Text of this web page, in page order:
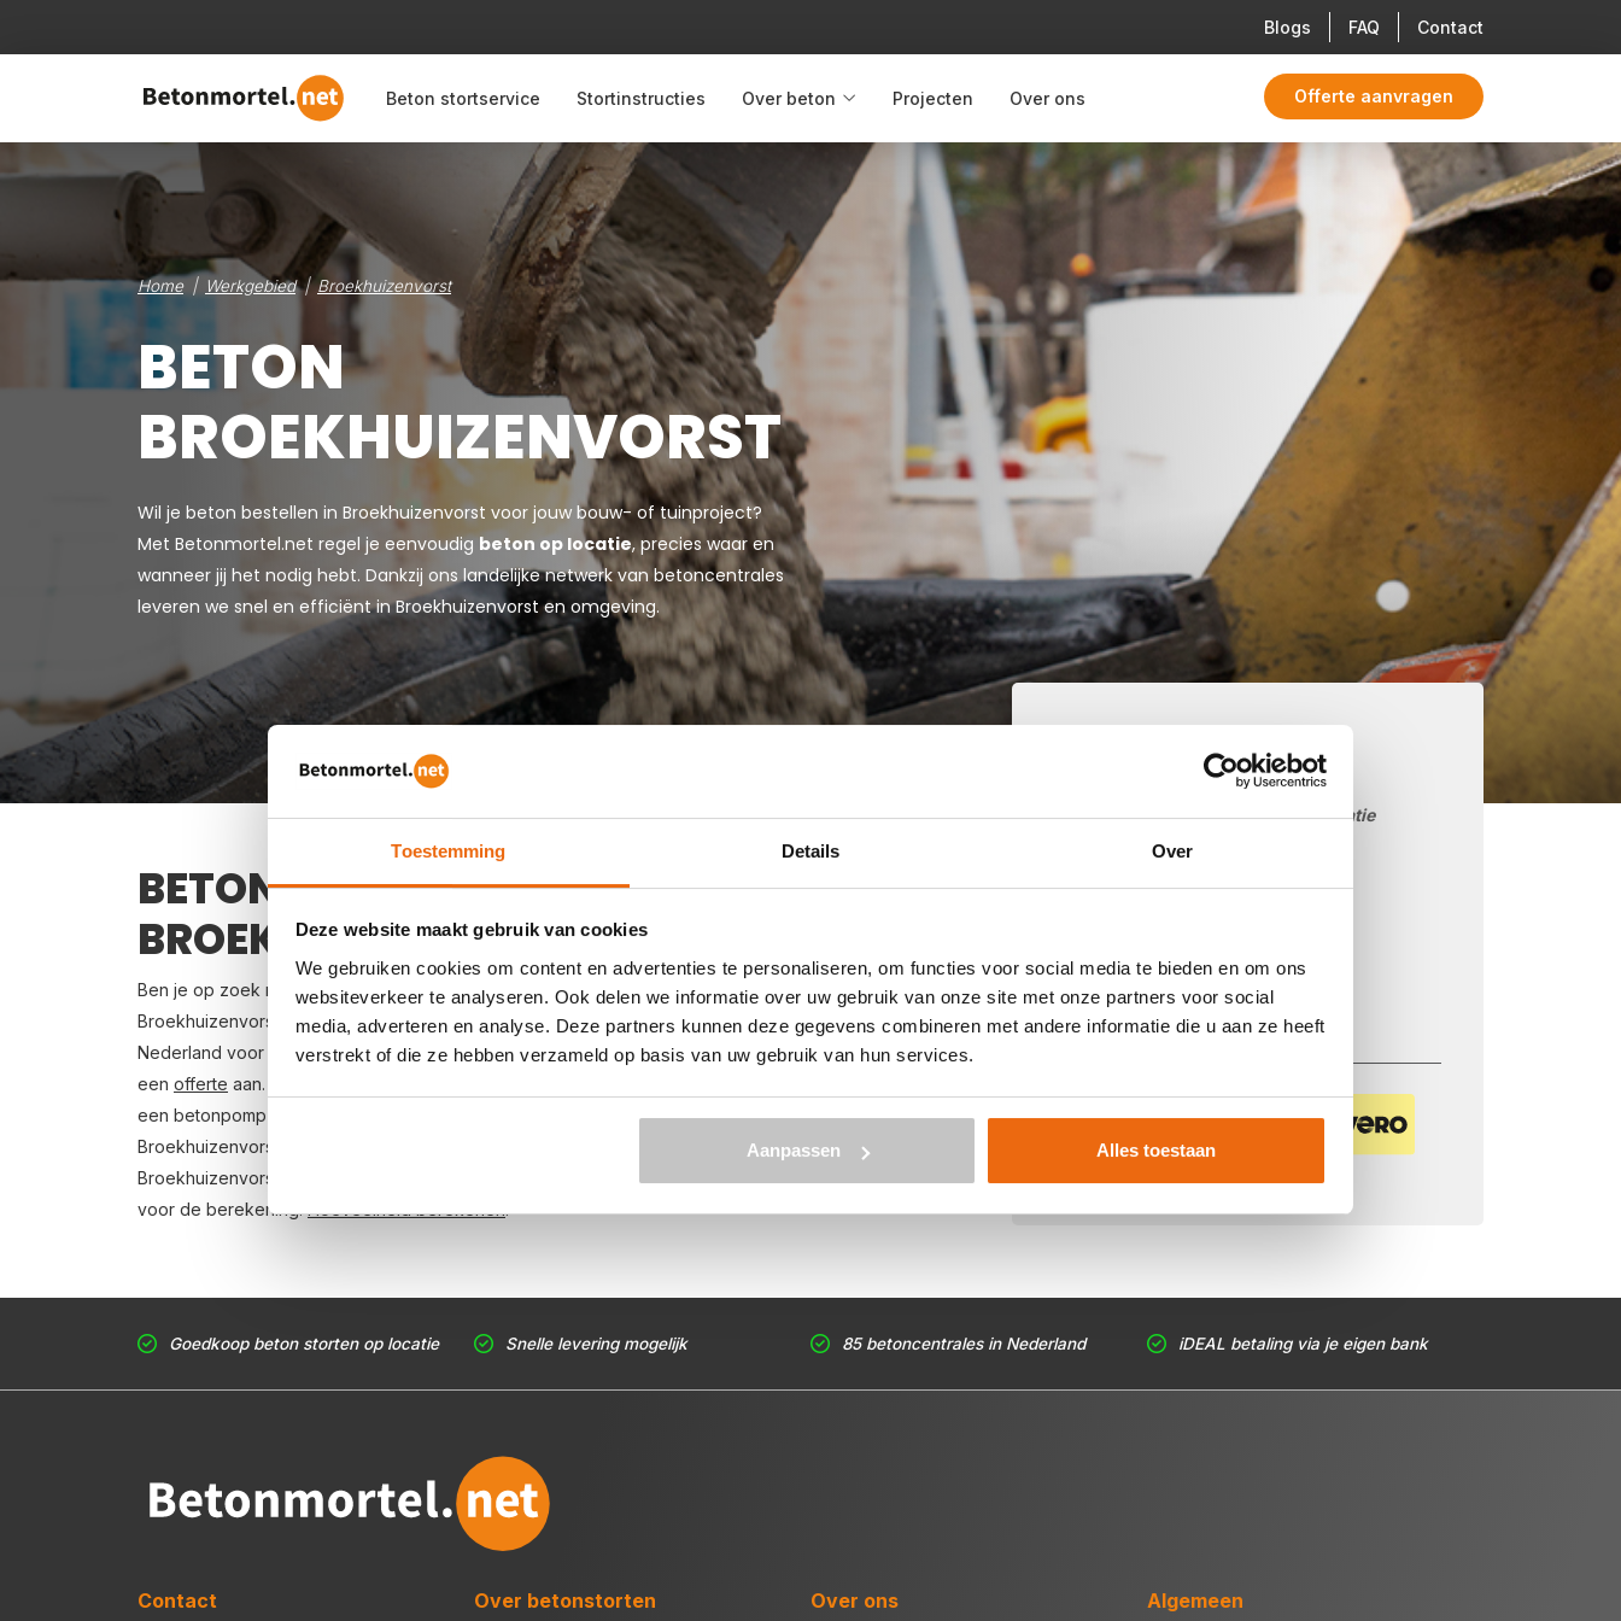
Toestemming Details Over
Deze website maakt gebruik van cookies
We gebruiken cookies om content en advertenties te personaliseren, om functies voor social media te bieden en om ons
websiteverkeer te analyseren. Ook delen we informatie over uw gebruik van onze site met onze partners voor social
media, adverteren en analyse. Deze partners kunnen deze gegevens combineren met andere informatie die u aan ze heeft
verstrekt of die ze hebben verzameld op basis van uw gebruik van hun services.
Aanpassen Alles toestaan
Blogs FAQ Contact
Beton stortservice Stortinstructies Over beton Projecten Over ons Offerte aanvragen
Home Werkgebied Broekhuizenvorst
BETON
BROEKHUIZENVORST
Wil je beton bestellen in Broekhuizenvorst voor jouw bouw- of tuinproject?
Met Betonmortel.net regel je eenvoudig beton op locatie, precies waar en
wanneer jij het nodig hebt. Dankzij ons landelijke netwerk van betoncentrales
leveren we snel en efficiënt in Broekhuizenvorst en omgeving.
BETON BESTELLEN IN
BROEKHUIZENVORST
Ben je op zoek naar een leverancier bij jou in de buurt die goedkoop beton kan storten in
Broekhuizenvorst? Dan ben je bij ons aan het juiste adres. Wij bezorgen kant-en-klaar beton in heel
Nederland voor een voordelige prijs. Beton in Broekhuizenvorst bestellen is eenvoudig: vraag vrijblijvend
een offerte aan. Vul je postcode, het benodigde aantal m3, het type beton, de optionele keuze voor
een betonpomp en je e-mailadres in en ontvang binnen enkele seconden een gerichte prijs per e-mail voor
Broekhuizenvorst. Aansluitend kun je middels de bestellink in de offertemail je beton bestellen. Levering in
Broekhuizenvorst is al mogelijk in 3 werkdagen. Weet je niet hoeveel kuub betonspecie je nodig hebt? Zie
voor de berekening:Hoeveelheid berekenen.
Betonmortel.net
Goedkoop beton storten op locatie
Snelle levering mogelijk
85 betoncentrales in Nederland
Prijs op basis van uw postcode
Regelmatig nieuwe prijzen
Veilig betalen met:
Goedkoop beton storten op locatie Snelle levering mogelijk 85 betoncentrales in Nederland iDEAL betaling via je eigen bank
Contact Over betonstorten Over ons Algemeen